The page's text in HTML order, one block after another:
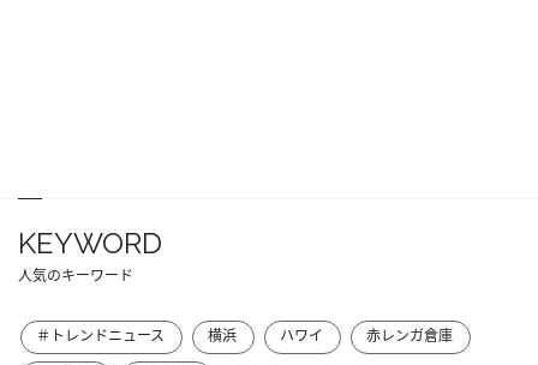
KEYWORD
人気のキーワード
＃トレンドニュース 横浜 ハワイ
赤レンガ倉庫